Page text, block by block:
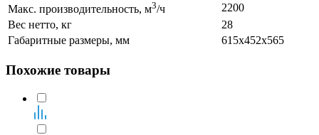
Макс. производительность, м3/ч
2200
Вес нетто, кг
28
Габаритные размеры, мм
615x452x565
Похожие товары